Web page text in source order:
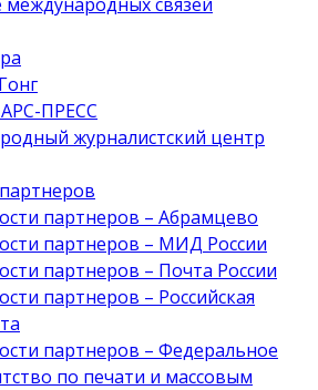
ПРЕСС
журналистский центр
партнеров – Абрамцево
партнеров – МИД России
партнеров – Почта России
партнеров – Российская
партнеров – Федеральное
по печати и массовым